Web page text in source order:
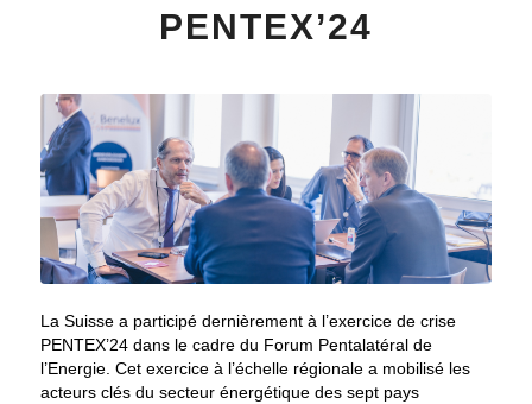
PENTEX’24
La Suisse a participé dernièrement à l’exercice de crise
PENTEX’24 dans le cadre du Forum Pentalatéral de
l’Energie. Cet exercice à l’échelle régionale a mobilisé les
acteurs clés du secteur énergétique des sept pays